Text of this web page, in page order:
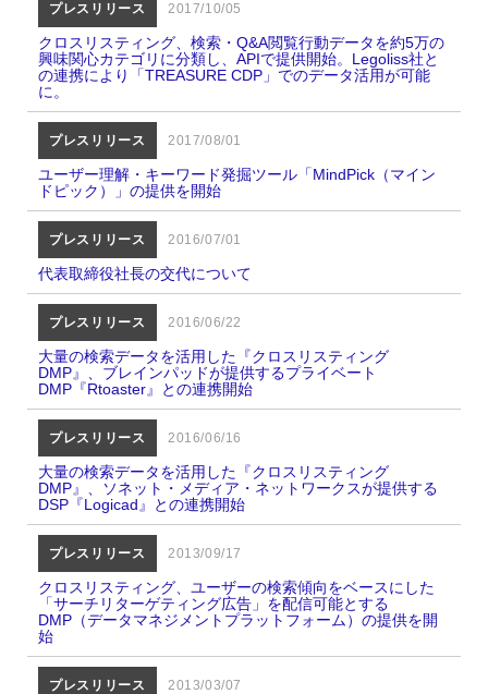
プレスリリース 2017/10/05
クロスリスティング、検索・Q&A閲覧行動データを約5万の
興味関心カテゴリに分類し、APIで提供開始。Legoliss社と
の連携により「TREASURE CDP」でのデータ活用が可能
に。
プレスリリース 2017/08/01
ユーザー理解・キーワード発掘ツール「MindPick（マイン
ドピック）」の提供を開始
プレスリリース 2016/07/01
代表取締役社長の交代について
プレスリリース 2016/06/22
大量の検索データを活用した『クロスリスティング
DMP』、ブレインパッドが提供するプライベート
DMP『Rtoaster』との連携開始
プレスリリース 2016/06/16
大量の検索データを活用した『クロスリスティング
DMP』、ソネット・メディア・ネットワークスが提供する
DSP『Logicad』との連携開始
プレスリリース 2013/09/17
クロスリスティング、ユーザーの検索傾向をベースにした
「サーチリターゲティング広告」を配信可能とする
DMP（データマネジメントプラットフォーム）の提供を開
始
プレスリリース 2013/03/07